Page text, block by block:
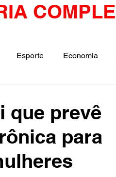
Esporte Economia
Luto Artista
que prevê
para